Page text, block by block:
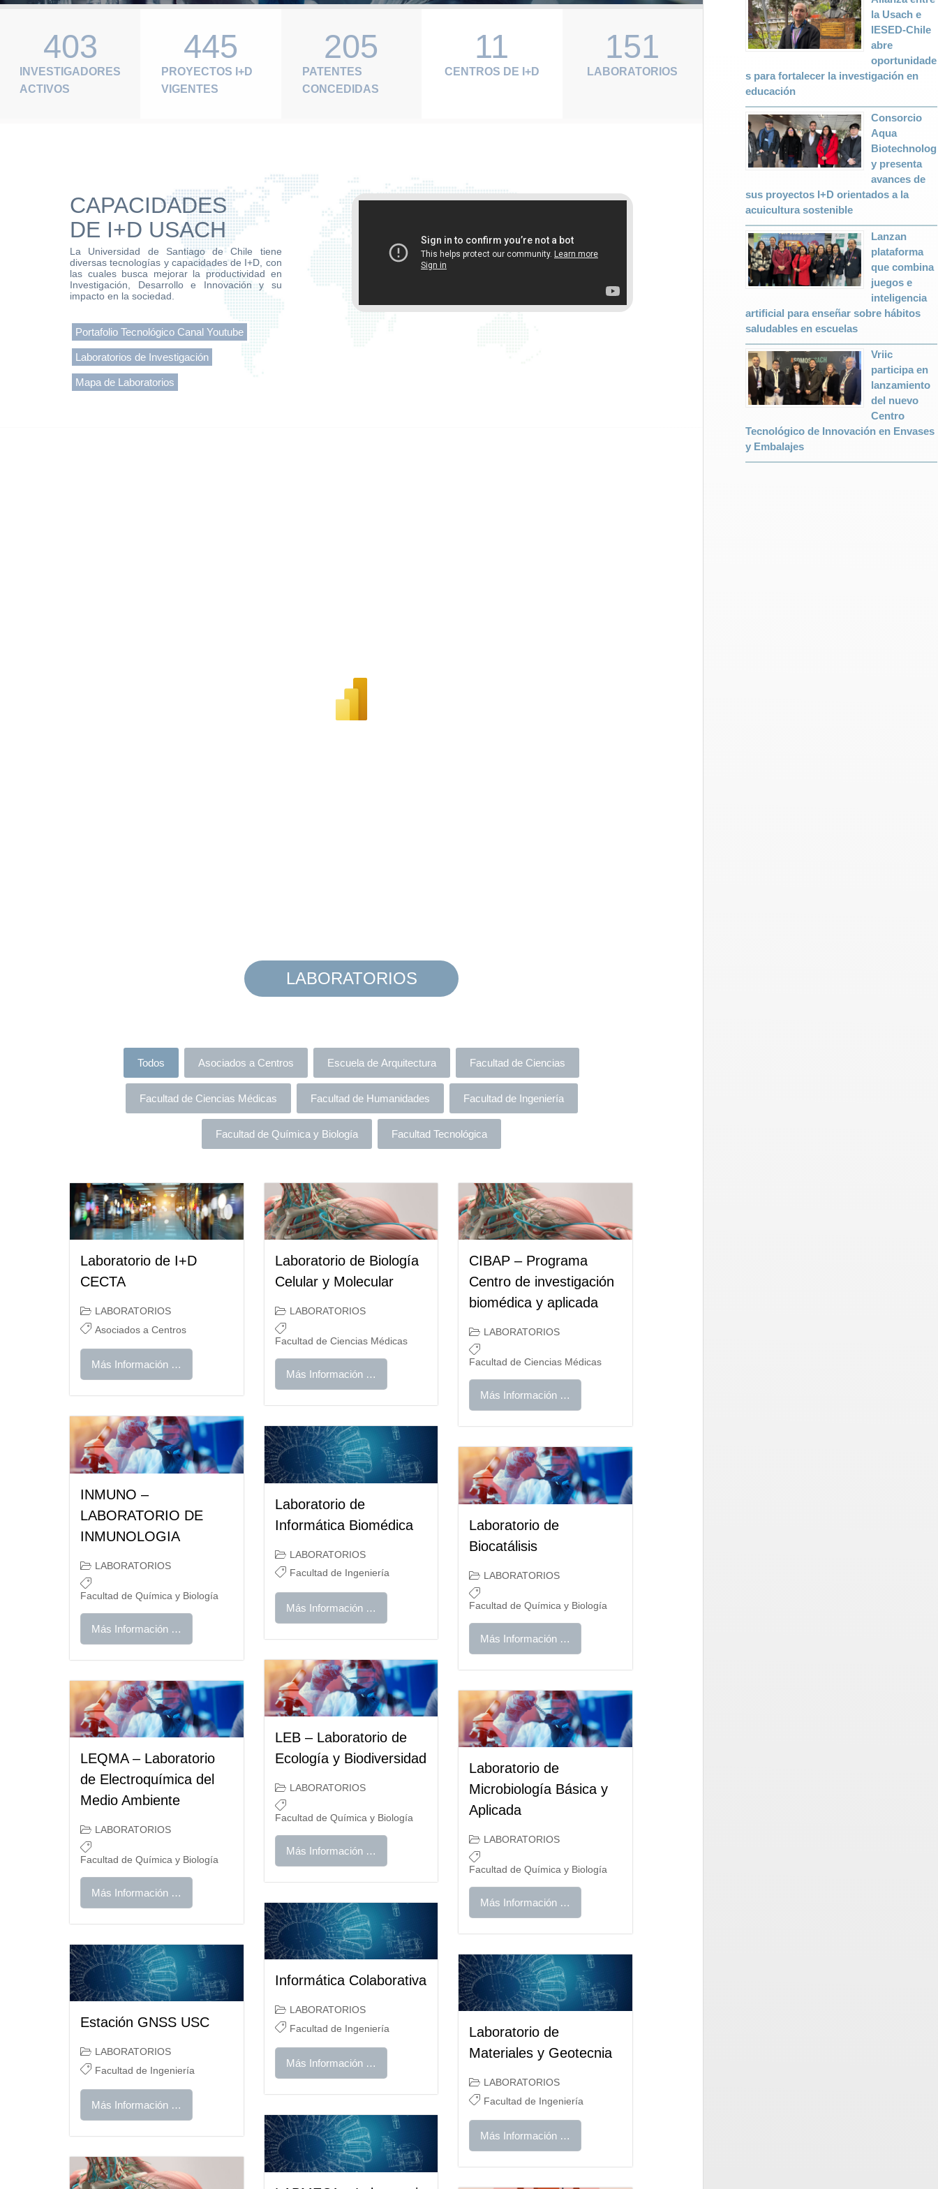
INVESTIGADORES
ACTIVOS
403
PROYECTOS I+D
VIGENTES
445
PATENTES
CONCEDIDAS
205
CENTROS DE I+D
11
LABORATORIOS
151
CAPACIDADES
DE I+D USACH
La Universidad de Santiago de Chile tiene
diversas tecnologías y capacidades de I+D, con
las cuales busca mejorar la productividad en
Investigación, Desarrollo e Innovación y su
impacto en la sociedad.
Portafolio Tecnológico Canal Youtube
Laboratorios de Investigación
Mapa de Laboratorios
LABORATORIOS
Todos Asociados a Centros Escuela de Arquitectura Facultad de Ciencias
Facultad de Ciencias Médicas Facultad de Humanidades Facultad de Ingeniería
Facultad de Química y Biología Facultad Tecnológica
Laboratorio de I+D
CECTA
LABORATORIOS
Asociados a Centros
Más Información …
Laboratorio de Biología
Celular y Molecular
LABORATORIOS
Facultad de Ciencias Médicas
Más Información …
CIBAP – Programa
Centro de investigación
biomédica y aplicada
LABORATORIOS
Facultad de Ciencias Médicas
Más Información …
INMUNO –
LABORATORIO DE
INMUNOLOGIA
LABORATORIOS
Facultad de Química y Biología
Más Información …
Laboratorio de
Informática Biomédica
LABORATORIOS
Facultad de Ingeniería
Más Información …
Laboratorio de
Biocatálisis
LABORATORIOS
Facultad de Química y Biología
Más Información …
LEB – Laboratorio de
Ecología y Biodiversidad
LABORATORIOS
Facultad de Química y Biología
Más Información …
LEQMA – Laboratorio
de Electroquímica del
Medio Ambiente
LABORATORIOS
Facultad de Química y Biología
Más Información …
Laboratorio de
Microbiología Básica y
Aplicada
LABORATORIOS
Facultad de Química y Biología
Más Información …
Informática Colaborativa
LABORATORIOS
Facultad de Ingeniería
Más Información …
Estación GNSS USC
LABORATORIOS
Facultad de Ingeniería
Más Información …
Laboratorio de
Materiales y Geotecnia
LABORATORIOS
Facultad de Ingeniería
Más Información …
la Usach e
IESED-Chile
abre
oportunidade
s para fortalecer la investigación en
educación
Consorcio
Aqua
Biotechnolog
y presenta
avances de
sus proyectos I+D orientados a la
acuicultura sostenible
Lanzan
plataforma
que combina
juegos e
inteligencia
artificial para enseñar sobre hábitos
saludables en escuelas
Vriic
participa en
lanzamiento
del nuevo
Centro
Tecnológico de Innovación en Envases
y Embalajes